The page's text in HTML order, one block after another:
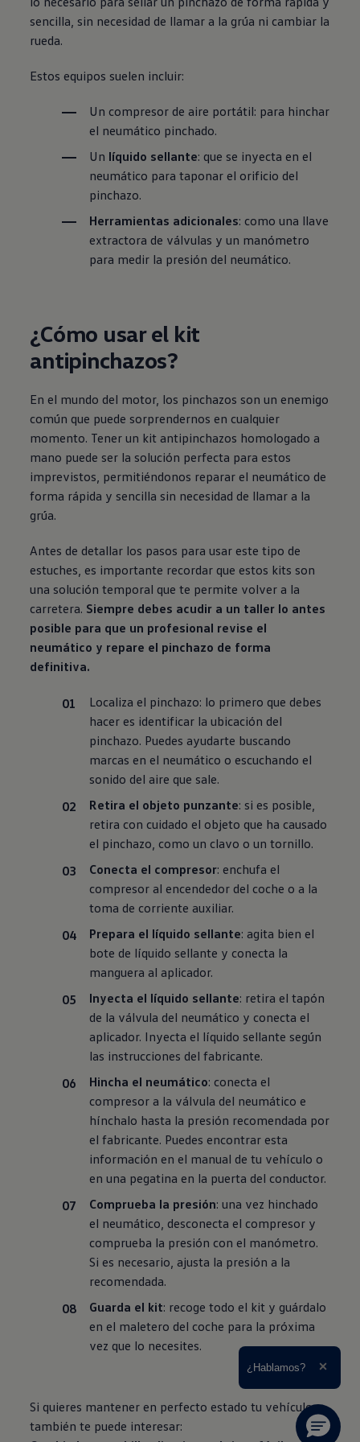
sencilla, sin necesidad de llamar a la grúa ni cambiar la
rueda.
Estos equipos suelen incluir:
Un compresor de aire portátil: para hinchar
el neumático pinchado.
Un líquido sellante: que se inyecta en el
neumático para taponar el orificio del
pinchazo.
Herramientas adicionales: como una llave
extractora de válvulas y un manómetro
para medir la presión del neumático.
¿Cómo usar el kit
antipinchazos?
En el mundo del motor, los pinchazos son un enemigo
común que puede sorprendernos en cualquier
momento. Tener un kit antipinchazos homologado a
mano puede ser la solución perfecta para estos
imprevistos, permitiéndonos reparar el neumático de
forma rápida y sencilla sin necesidad de llamar a la
grúa.
Antes de detallar los pasos para usar este tipo de
estuches, es importante recordar que estos kits son
una solución temporal que te permite volver a la
carretera. Siempre debes acudir a un taller lo antes
posible para que un profesional revise el
neumático y repare el pinchazo de forma
definitiva.
Localiza el pinchazo: lo primero que debes
hacer es identificar la ubicación del
pinchazo. Puedes ayudarte buscando
marcas en el neumático o escuchando el
sonido del aire que sale.
Retira el objeto punzante: si es posible,
retira con cuidado el objeto que ha causado
el pinchazo, como un clavo o un tornillo.
Conecta el compresor: enchufa el
compresor al encendedor del coche o a la
toma de corriente auxiliar.
Prepara el líquido sellante: agita bien el
bote de líquido sellante y conecta la
manguera al aplicador.
Inyecta el líquido sellante: retira el tapón
de la válvula del neumático y conecta el
aplicador. Inyecta el líquido sellante según
las instrucciones del fabricante.
Hincha el neumático: conecta el
compresor a la válvula del neumático e
hínchalo hasta la presión recomendada por
el fabricante. Puedes encontrar esta
información en el manual de tu vehículo o
en una pegatina en la puerta del conductor.
Comprueba la presión: una vez hinchado
el neumático, desconecta el compresor y
comprueba la presión con el manómetro.
Si es necesario, ajusta la presión a la
recomendada.
Guarda el kit: recoge todo el kit y guárdalo
en el maletero del coche para la próxima
vez que lo necesites.
Si quieres mantener en perfecto estado tu vehículo,
también te puede interesar:
¿Hablamos?
Ampliar el texto